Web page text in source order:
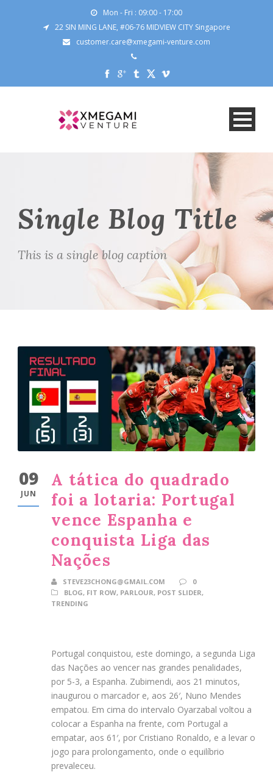
Mon - Fri : 09:00 - 17:00
22 SIN MING LANE, #06-76 MIDVIEW CITY Singapore
customer.care@xmegami-venture.com
Single Blog Title
This is a single blog caption
09
JUN
A tática do quadrado
foi a lotaria: Portugal
vence Espanha e
conquista Liga das
Nações
STEVE23CHONG@GMAIL.COM
0
BLOG, FIT ROW, PARLOUR, POST SLIDER,
TRENDING
Portugal conquistou, este domingo, a segunda Liga
das Nações ao vencer nas grandes penalidades,
por 5-3, a Espanha. Zubimendi, aos 21 minutos,
inaugurou o marcador e, aos 26′, Nuno Mendes
empatou. Em cima do intervalo Oyarzabal voltou a
colocar a Espanha na frente, com Portugal a
empatar, aos 61′, por Cristiano Ronaldo, e a levar o
jogo para prolongamento, onde o equilíbrio
prevaleceu.